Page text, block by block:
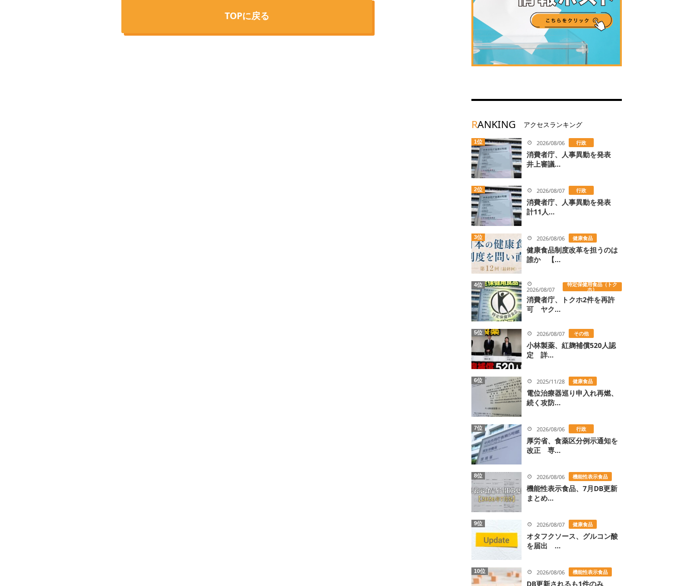
TOPに戻る
RANKING アクセスランキング
1位 2026/08/06 行政
消費者庁、人事異動を発表
井上審議...
2位 2026/08/07 行政
消費者庁、人事異動を発表
計11人...
3位 2026/08/06 健康食品
健康食品制度改革を担うのは
誰か 【...
4位
2026/08/07
特定保健用食品（トク
ホ）
消費者庁、トクホ2件を再許
可 ヤク...
5位 2026/08/07 その他
小林製薬、紅麹補償520人認
定 詳...
6位 2025/11/28 健康食品
電位治療器巡り申入れ再燃、
続く攻防...
7位 2026/08/06 行政
厚労省、食薬区分例示通知を
改正 専...
8位 2026/08/06 機能性表示食品
機能性表示食品、7月DB更新
まとめ...
9位 2026/08/07 健康食品
オタフクソース、グルコン酸
を届出 ...
10位 2026/08/06 機能性表示食品
DB更新されるも1件のみ